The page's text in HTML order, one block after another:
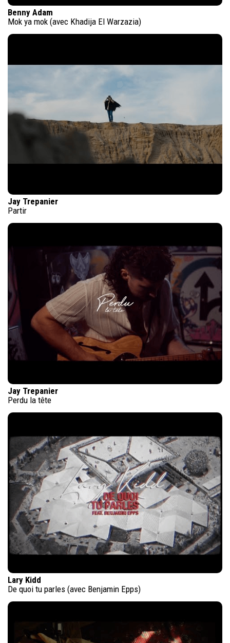
Benny Adam
Mok ya mok (avec Khadija El Warzazia)
Jay Trepanier
Partir
Jay Trepanier
Perdu la tête
Lary Kidd
De quoi tu parles (avec Benjamin Epps)